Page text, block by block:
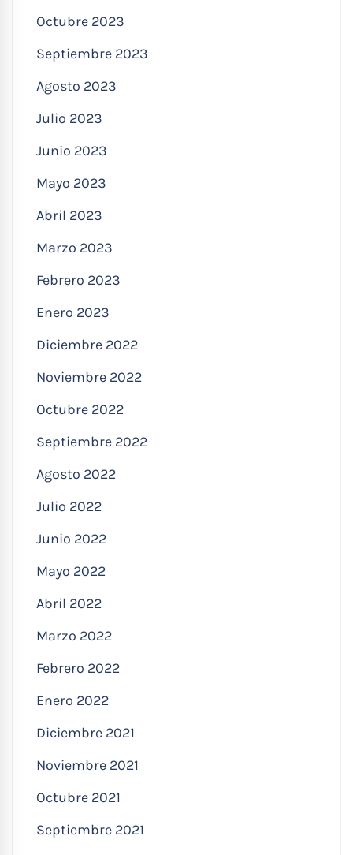
Octubre 2023
Septiembre 2023
Agosto 2023
Julio 2023
Junio 2023
Mayo 2023
Abril 2023
Marzo 2023
Febrero 2023
Enero 2023
Diciembre 2022
Noviembre 2022
Octubre 2022
Septiembre 2022
Agosto 2022
Julio 2022
Junio 2022
Mayo 2022
Abril 2022
Marzo 2022
Febrero 2022
Enero 2022
Diciembre 2021
Noviembre 2021
Octubre 2021
Septiembre 2021